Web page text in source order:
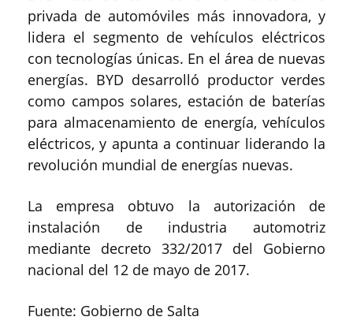
privada de automóviles más innovadora, y
lidera el segmento de vehículos eléctricos
con tecnologías únicas. En el área de nuevas
energías. BYD desarrolló productor verdes
como campos solares, estación de baterías
para almacenamiento de energía, vehículos
eléctricos, y apunta a continuar liderando la
revolución mundial de energías nuevas.
La empresa obtuvo la autorización de
instalación de industria automotriz
mediante decreto 332/2017 del Gobierno
nacional del 12 de mayo de 2017.
Fuente: Gobierno de Salta